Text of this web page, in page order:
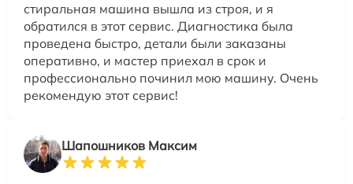
стиральная машина вышла из строя, и я
обратился в этот сервис. Диагностика была
проведена быстро, детали были заказаны
оперативно, и мастер приехал в срок и
профессионально починил мою машину. Очень
рекомендую этот сервис!
Шапошников Максим